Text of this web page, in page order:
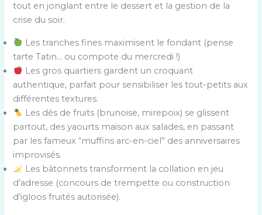
tout en jonglant entre le dessert et la gestion de la
crise du soir.
Les tranches fines maximisent le fondant (pense
tarte Tatin… ou compote du mercredi !)
Les gros quartiers gardent un croquant
authentique, parfait pour sensibiliser les tout-petits aux
différentes textures.
Les dés de fruits (brunoise, mirepoix) se glissent
partout, des yaourts maison aux salades, en passant
par les fameux “muffins arc-en-ciel” des anniversaires
improvisés.
Les bâtonnets transforment la collation en jeu
d’adresse (concours de trempette ou construction
d’igloos fruités autorisée).